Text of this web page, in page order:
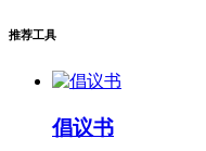
推荐工具
倡议书